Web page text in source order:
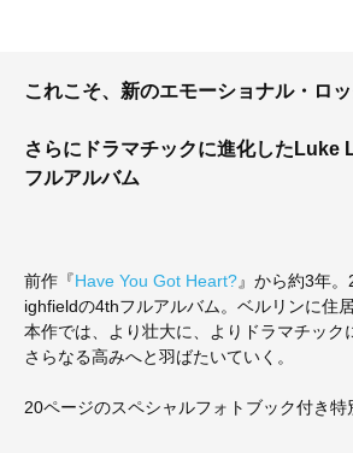
これこそ、新のエモーショナル・ロッ
さらにドラマチックに進化したLuke
フルアルバム
前作『Have You Got Heart?』から約3年
ighfieldの4thフルアルバム。ベルリンに住
本作では、より壮大に、よりドラマチック
さらなる高みへと羽ばたいていく。
20ページのスペシャルフォトブック付き特